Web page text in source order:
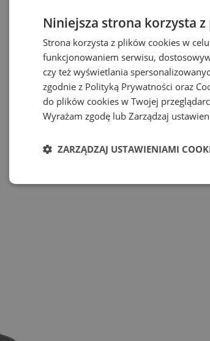
Niniejsza strona korzysta
Strona korzysta z plików cookies w
funkcjonowaniem serwisu,
czy też wyświetlania
zgodnie z Polityką Prywatności oraz
do plików cookies w Twojej
Wyrażam zgodę lub Zarządzaj
ZARZĄDZAJ USTAWIENIAMI